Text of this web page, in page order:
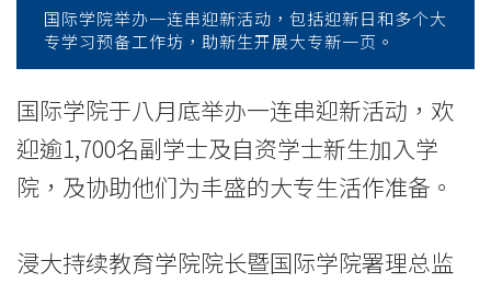
大
专
新
一
页
国际学院举办一连串迎新活动，包括迎新日和多个大
专学习预备工作坊，助新生开展大专新一页。
国际学院于八月底举办一连串迎新活动，欢
迎逾1,700名副学士及自资学士新生加入学
院，及协助他们为丰盛的大专生活作准备。
浸大持续教育学院院长暨国际学院署理总监